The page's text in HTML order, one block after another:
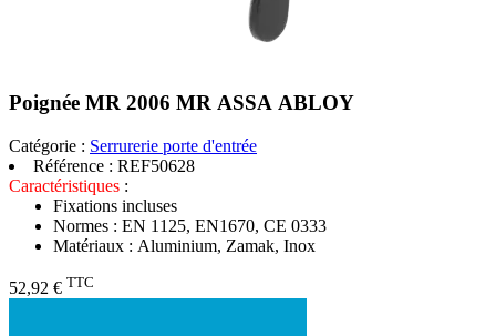
Poignée MR 2006 MR ASSA ABLOY
Catégorie : Serrurerie porte d'entrée
Référence : REF50628
Caractéristiques :
Fixations incluses
Normes : EN 1125, EN1670, CE 0333
Matériaux : Aluminium, Zamak, Inox
52,92 € TTC